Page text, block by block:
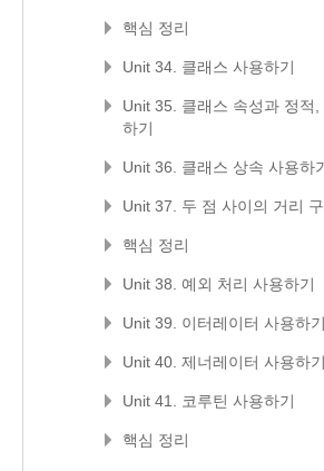
핵심 정리
Unit 34. 클래스 사용하기
Unit 35. 클래스 속성과 정적
하기
Unit 36. 클래스 상속 사용하
Unit 37. 두 점 사이의 거리
핵심 정리
Unit 38. 예외 처리 사용하기
Unit 39. 이터레이터 사용하기
Unit 40. 제너레이터 사용하기
Unit 41. 코루틴 사용하기
핵심 정리